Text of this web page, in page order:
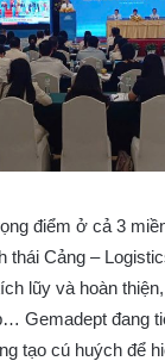
điểm ở cả 3
thái Cảng –
lũy và hoàn
Gemadept đang
tạo cú huých để